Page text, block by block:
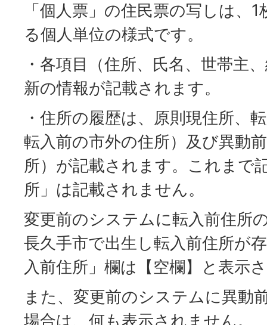
「個人票」の住民票の写しは、
る個人単位の様式です。
・各項目（住所、氏名、世帯主
新の情報が記載されます。
・住所の履歴は、原則現住所、
転入前の市外の住所）及び異動
所）が記載されます。これまで
所」は記載されません。
変更前のシステムに転入前住所
長久手市で出生し転入前住所が
入前住所」欄は【空欄】と表示
また、変更前のシステムに異動
場合は、何も表示されません。